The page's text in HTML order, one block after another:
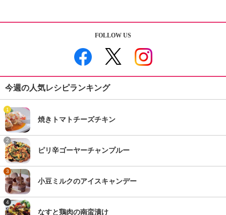
FOLLOW US
今週の人気レシピランキング
1
焼きトマトチーズチキン
2
ピリ辛ゴーヤーチャンプルー
3
小豆ミルクのアイスキャンデー
4
なすと鶏肉の南蛮漬け